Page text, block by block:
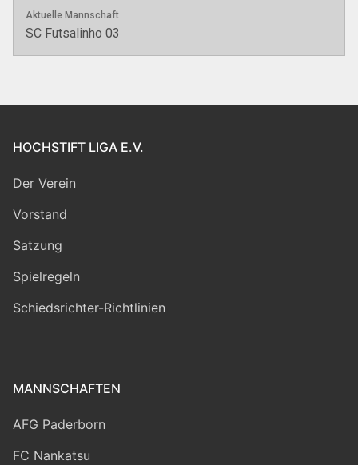
Aktuelle Mannschaft
SC Futsalinho 03
HOCHSTIFT LIGA E.V.
Der Verein
Vorstand
Satzung
Spielregeln
Schiedsrichter-Richtlinien
MANNSCHAFTEN
AFG Paderborn
FC Nankatsu